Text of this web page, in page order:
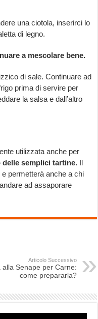
una ciotola, inserirci lo
di legno.
a mescolare bene.
di sale. Continuare ad
prima di servire per
la salsa e dall’altro
utilizzata anche per
semplici tartine. Il
permetterà anche a chi
ad assaporare
Articolo Successivo
alla Senape per Carne:
come prepararla?